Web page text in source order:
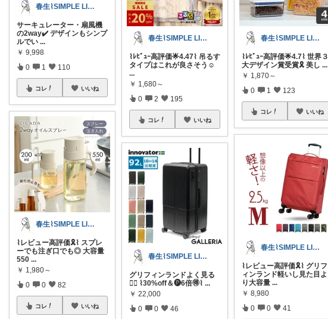
春生⌇SIMPLE LIFE⌇
サーキュレーター・扇風機
の2way✔️ デザインもシンプ
ルでい ...
￥ 9,998
0 1 110
コレ いいね
春生⌇SIMPLE LIFE⌇
⌇レビュー高評価🎗️⌇ スプレ
ーでも注ぎ口でも◎ 大容量
550 ...
￥ 1,980～
0 0 82
コレ いいね
春生⌇SIMPLE LIFE⌇
⌇ﾚﾋﾞｭｰ高評価🌟4.47⌇ 吊るす
タイプはこれが良さそう☺
...
￥ 1,680～
0 2 195
コレ いいね
春生⌇SIMPLE LIFE⌇
グリフィンランドよく見る
🏄‍♀️ ⌇30%off＆🅟6倍🉐⌇...
￥ 22,000
0 0 46
春生⌇SIMPLE LIFE⌇
⌇ﾚﾋﾞｭｰ高評価🌟4.7⌇ 世界３
大デザイン賞受賞🎗️ 美し ...
￥ 1,870～
0 1 123
コレ いいね
春生⌇SIMPLE LIFE⌇
⌇レビュー高評価🎗️⌇ グリフ
ィンランド軽いし見た目よ
り大容量 ...
￥ 8,980
0 0 41